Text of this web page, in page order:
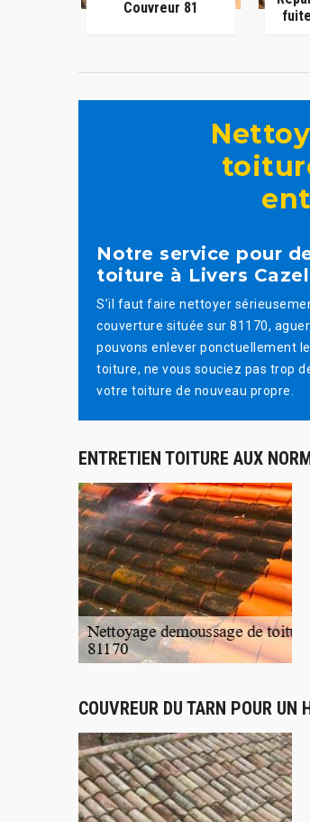
Couvreur 81
Notre service pour
toiture à Livers
S’il faut faire nettoyer
couverture située sur 81170,
pouvons enlever ponctuellement
toiture, ne vous souciez pas trop
votre toiture de nouveau propre.
ENTRETIEN TOITURE AUX
COUVREUR DU TARN POUR UN